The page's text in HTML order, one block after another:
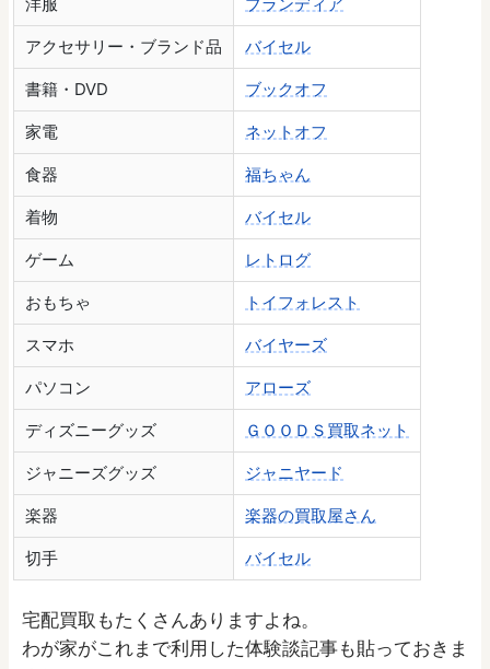
洋服 ブランディア
アクセサリー・ブランド品 バイセル
書籍・DVD ブックオフ
家電 ネットオフ
食器 福ちゃん
着物 バイセル
ゲーム レトログ
おもちゃ トイフォレスト
スマホ バイヤーズ
パソコン アローズ
ディズニーグッズ ＧＯＯＤＳ買取ネット
ジャニーズグッズ ジャニヤード
楽器 楽器の買取屋さん
切手 バイセル
宅配買取もたくさんありますよね。
わが家がこれまで利用した体験談記事も貼っておきま